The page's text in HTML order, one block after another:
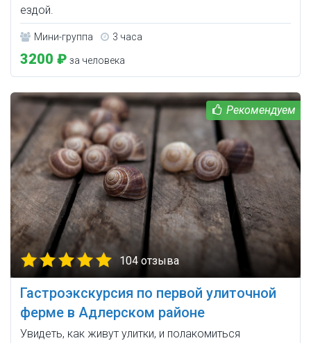
ездой.
Мини-группа 3 часа
3200 ₽ за человека
104 отзыва
Гастроэкскурсия по первой улиточной
ферме в Адлерском районе
Увидеть, как живут улитки, и полакомиться